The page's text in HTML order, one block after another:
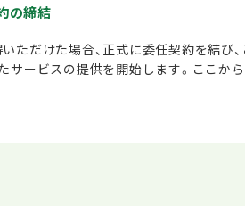
の締結
ただけた場合、正式に委任契約を結び
サービスの提供を開始します。ここか